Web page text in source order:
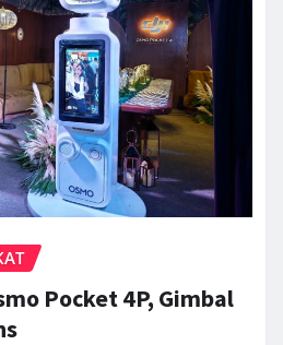
Pocket 4P, Gimbal